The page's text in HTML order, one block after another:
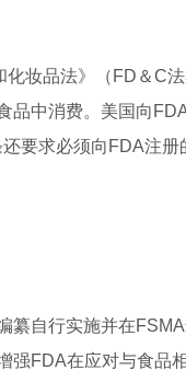
品法》（FD＆C法
品中消费。美国向
要求必须向FDA注
纂自行实施并在
强FDA在应对与食品